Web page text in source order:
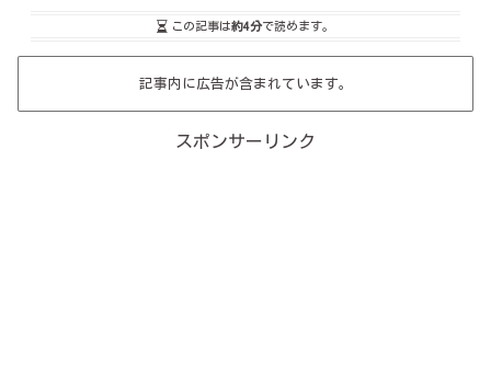
この記事は約4分で読めます。
記事内に広告が含まれています。
スポンサーリンク